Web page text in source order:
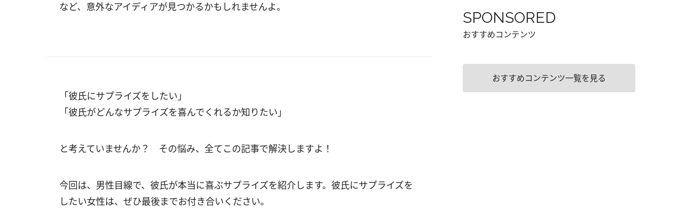
など、意外なアイディアが見つかるかもしれませんよ。
「彼氏にサプライズをしたい」
「彼氏がどんなサプライズを喜んでくれるか知りたい」
と考えていませんか？ その悩み、全てこの記事で解決しますよ！
今回は、男性目線で、彼氏が本当に喜ぶサプライズを紹介します。彼氏にサプライズを
したい女性は、ぜひ最後までお付き合いください。
SPONSORED
おすすめコンテンツ
おすすめコンテンツ一覧を見る